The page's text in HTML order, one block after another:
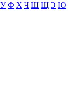
У Ф Х Ч Ш Щ Э Ю